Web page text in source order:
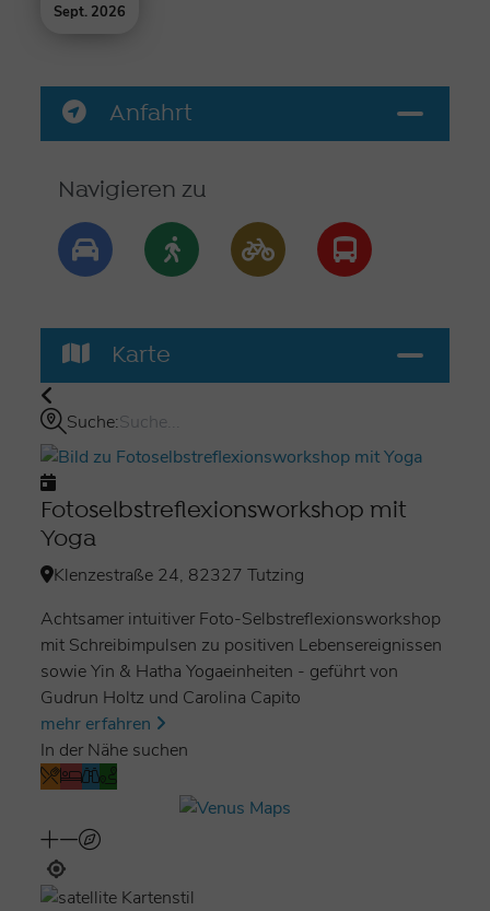
nachzuspüren, sich zu erinnern und gestärkt
weiterzugehen. Schritt für Schritt entsteht so
Vertrauen in die eigene Intuition, um frei und ohne
Anmeldungen über
Kosten: 110,00€
Sept. 2026
Anfahrt
Navigieren zu
Karte
Suche:
Fotoselbstreflexionsworkshop mit
Yoga
Klenzestraße 24, 82327 Tutzing
Achtsamer intuitiver Foto-Selbstreflexionsworkshop
mit Schreibimpulsen zu positiven Lebensereignissen
sowie Yin & Hatha Yogaeinheiten - geführt von
Gudrun Holtz und Carolina Capito
mehr erfahren
In der Nähe suchen